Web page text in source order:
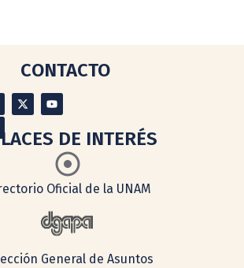
CONTACTO
DE INTERÉS
Oficial de la UNAM
General de Asuntos